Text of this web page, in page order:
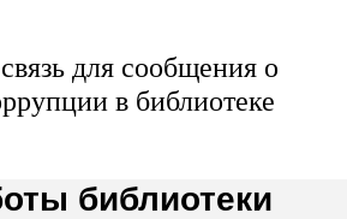
для сообщения о
в библиотеке
библиотеки